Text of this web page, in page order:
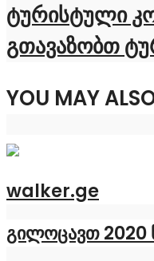
ტურისტული
გთავაზობთ
YOU MAY
walker.ge
გილოცავთ 2020